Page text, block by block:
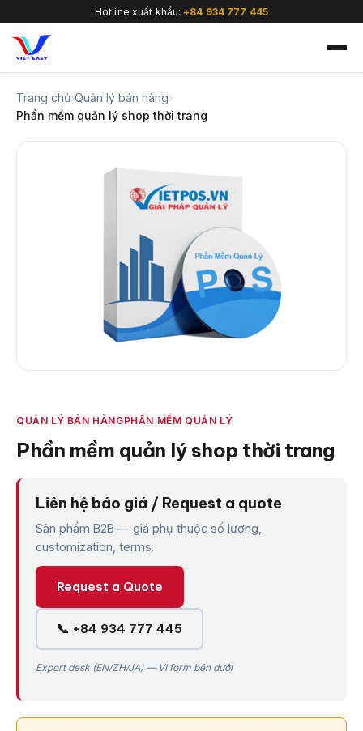
Hotline xuất khẩu:+84 934 777 445
Trang chủ›Quản lý bán hàng›
Phần mềm quản lý shop thời trang
QUẢN LÝ BÁN HÀNGPHẦN MỀM QUẢN LÝ
Phần mềm quản lý shop thời trang
Liên hệ báo giá / Request a quote
Sản phẩm B2B — giá phụ thuộc số lượng,
customization, terms.
Request a Quote
📞 +84 934 777 445
Export desk (EN/ZH/JA) — VI form bên dưới